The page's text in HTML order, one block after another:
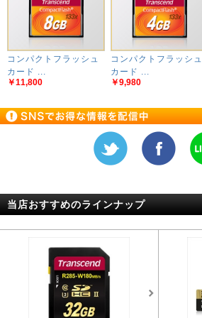
コンパクトフラッシュ
カード ...
￥11,800
コンパクトフラッシュ
カード ...
￥9,980
当店おすすめのラインナップ